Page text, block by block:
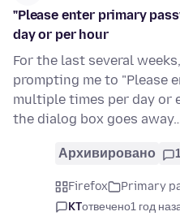
"Please enter primary
day or per hour
For the last several
prompting me to "Please
multiple times per day or
the dialog box goes
Архивировано
Firefox Primary
KTотвечено1 год